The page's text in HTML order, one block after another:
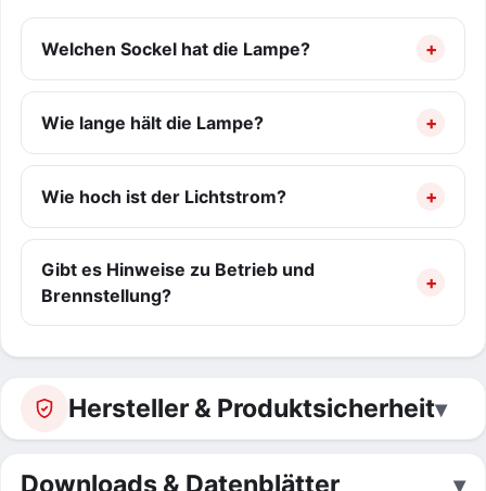
Welchen Sockel hat die Lampe?
Wie lange hält die Lampe?
Wie hoch ist der Lichtstrom?
Gibt es Hinweise zu Betrieb und
Brennstellung?
Hersteller & Produktsicherheit
Downloads & Datenblätter